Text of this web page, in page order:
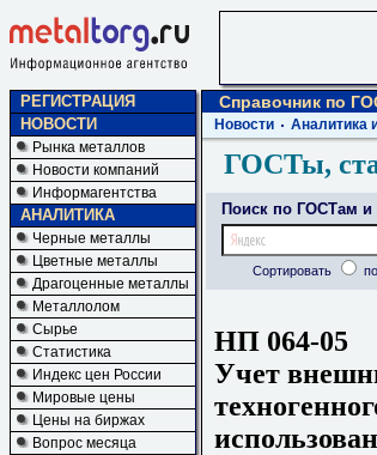
РЕГИСТРАЦИЯ
НОВОСТИ
Рынка металлов
Новости компаний
Информагентства
АНАЛИТИКА
Черные металлы
Цветные металлы
Драгоценные металлы
Металлолом
Сырье
Статистика
Индекс цен России
Мировые цены
Цены на биржах
Вопрос месяца
Справочник по
Новости Аналитика
ГОСТы,
Поиск по ГОСТам и
Сортировать
НП 064-05
Учет